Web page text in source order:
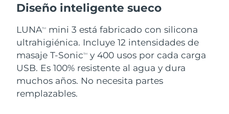
Diseño inteligente sueco
LUNATM
mini 3 está fabricado con silicona
ultrahigiénica. Incluye 12 intensidades de
masaje T-SonicTM
y 400 usos por cada carga
USB. Es 100% resistente al agua y dura
muchos años. No necesita partes
remplazables.